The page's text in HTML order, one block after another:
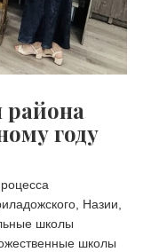
района
году
Назии,
школы
школы